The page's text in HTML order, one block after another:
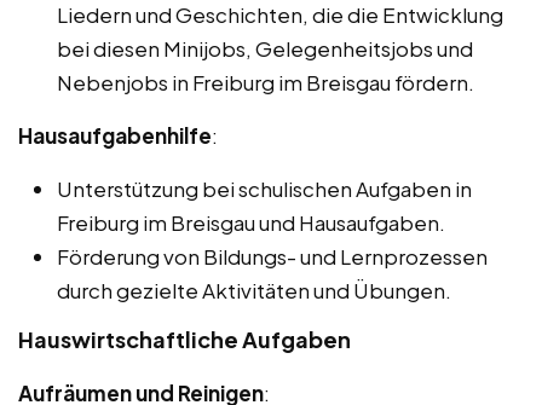
Liedern und Geschichten, die die Entwicklung
bei diesen Minijobs, Gelegenheitsjobs und
Nebenjobs in Freiburg im Breisgau fördern.
Hausaufgabenhilfe:
Unterstützung bei schulischen Aufgaben in
Freiburg im Breisgau und Hausaufgaben.
Förderung von Bildungs- und Lernprozessen
durch gezielte Aktivitäten und Übungen.
Hauswirtschaftliche Aufgaben
Aufräumen und Reinigen: